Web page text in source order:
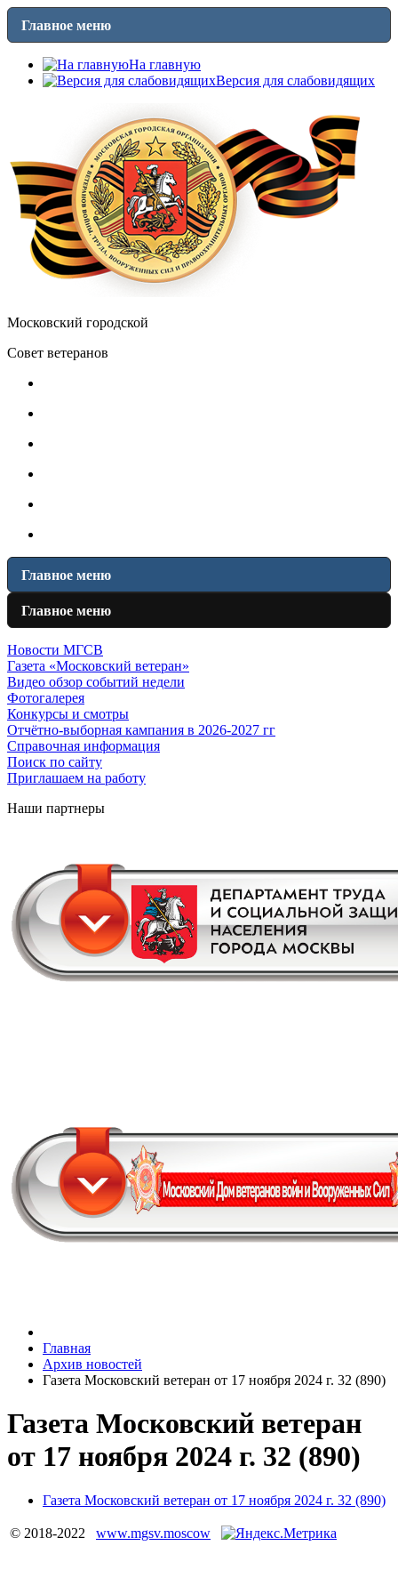
Главное меню
На главную
Версия для слабовидящих
Московский городской
Совет ветеранов
Главное меню
Главное меню
Новости МГСВ
Газета «Московский ветеран»
Видео обзор событий недели
Фотогалерея
Конкурсы и смотры
Отчётно-выборная кампания в 2026-2027 гг
Справочная информация
Поиск по сайту
Приглашаем на работу
Наши партнеры
Главная
Архив новостей
Газета Московский ветеран от 17 ноября 2024 г. 32 (890)
Газета Московский ветеран
от 17 ноября 2024 г. 32 (890)
Газета Московский ветеран от 17 ноября 2024 г. 32 (890)
© 2018-2022 www.mgsv.moscow